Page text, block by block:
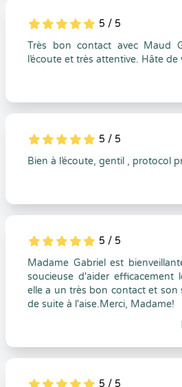
5
1
5
0 5 / 5
Très bon contact avec Maud
l’écoute et très attentive. Hâte de
5
1
5
0 5 / 5
Bien à l’écoute, gentil , protocol
5
1
5
0 5 / 5
Madame Gabriel est
soucieuse d'aider efficacement
elle a un très bon contact et
de suite à l'aise.Merci, Madame!
5 / 5